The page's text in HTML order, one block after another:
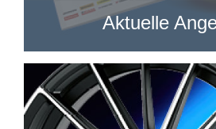
Aktuelle